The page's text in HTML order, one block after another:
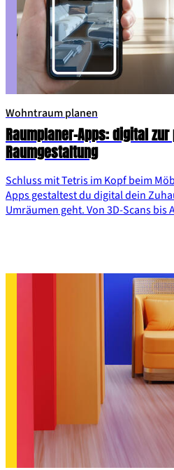
Wohntraum planen
Raumplaner-Apps: digital
Raumgestaltung
Schluss mit Tetris im Kopf beim
Apps gestaltest du digital dein
Umräumen geht. Von 3D-Scans bis